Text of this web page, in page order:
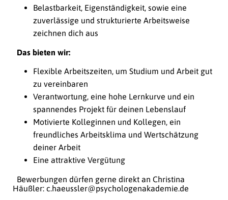
Belastbarkeit, Eigenständigkeit, sowie eine
zuverlässige und strukturierte Arbeitsweise
zeichnen dich aus
Das bieten wir:
Flexible Arbeitszeiten, um Studium und Arbeit gut
zu vereinbaren
Verantwortung, eine hohe Lernkurve und ein
spannendes Projekt für deinen Lebenslauf
Motivierte Kolleginnen und Kollegen, ein
freundliches Arbeitsklima und Wertschätzung
deiner Arbeit
Eine attraktive Vergütung
Bewerbungen dürfen gerne direkt an Christina
Häußler: c.haeussler@psychologenakademie.de